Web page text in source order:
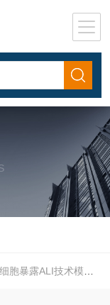
模拟花粉与野火烟雾对呼吸道细胞的真实暴露